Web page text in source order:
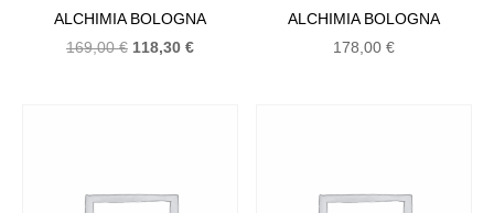
ALCHIMIA BOLOGNA
169,00€ Le
118,30 €Le
ALCHIMIA BOLOGNA
178,00€